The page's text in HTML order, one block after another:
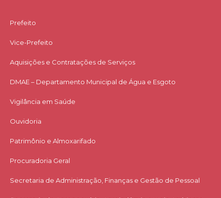
Prefeito
Vice-Prefeito
Aquisições e Contratações de Serviços​
DMAE – Departamento Municipal de Água e Esgoto
Vigilância em Saúde
Ouvidoria
Patrimônio e Almoxarifado
Procuradoria Geral
Secretaria de Administração, Finanças e Gestão de Pessoal